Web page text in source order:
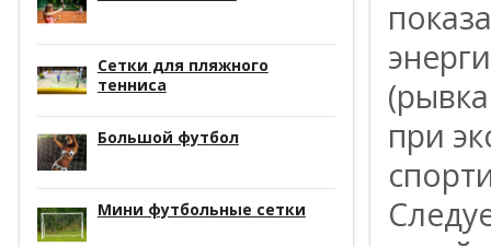
Сетки для пляжного
тенниса
Большой футбол
Мини футбольные сетки
при